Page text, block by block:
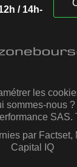
/ 14h-
les
sommes-nous ?
SAS.
par Factset,
Capital IQ